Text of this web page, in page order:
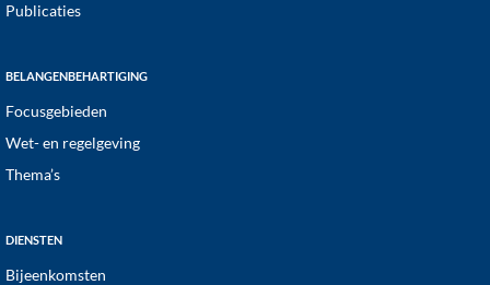
Publicaties
BELANGENBEHARTIGING
Focusgebieden
Wet- en regelgeving
Thema’s
DIENSTEN
Bijeenkomsten